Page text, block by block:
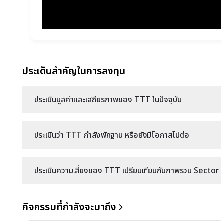
ประเด็นสำคัญในการลงทุน
ประเมินมูลค่าและเสถียรภาพของ TTT ในปัจจุบัน
ประเมินว่า TTT กำลังพักฐาน หรือยังมีโอกาสไปต่อ
ประเมินความเสี่ยงของ TTT เปรียบเทียบกับภาพรวม
กิจกรรมที่กำลังจะมาถึง